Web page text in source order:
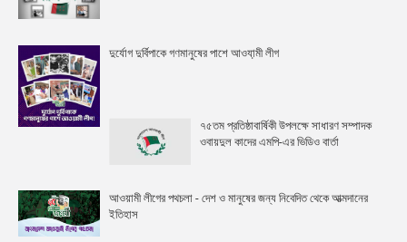
দুর্যোগ দুর্বিপাকে গণমানুষের পাশে আওযা়মী লীগ
৭৫তম প্রতিষ্ঠাবার্ষিকী উপলক্ষে সাধারণ সম্পাদক
ওবায়দুল কাদের এমপি-এর ভিডিও বার্তা
আওয়ামী লীগের পথচলা - দেশ ও মানুষের জন্য নিবেদিত থেকে আত্মদানের
ইতিহাস